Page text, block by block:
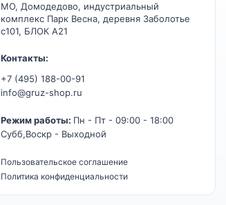
МО, Домодедово, индустриальный
комплекс Парк Весна, деревня Заболотье
с101, БЛОК А21
Контакты:
+7 (495) 188-00-91
info@gruz-shop.ru
Режим работы: Пн - Пт - 09:00 - 18:00
Субб,Воскр - Выходной
Пользовательское соглашение
Политика конфиденциальности